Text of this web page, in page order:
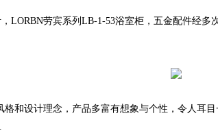
LORBN劳宾系列LB-1-53浴室柜 ， 五金配件经多
和设计理念，产品多富有想象与个性，令人耳